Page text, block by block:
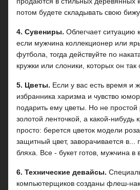
потом будете складывать свою
4. Сувениры. Облегчает ситуацию
если мужчина коллекционер или
футбола, тогда действуйте по
кружки или слоники, которых он так
5. Цветы. Если у вас есть время и
избранника харизма и чувство
подарить ему цветы. Но не простой
золотой ленточкой, а какой-нибудь
просто: берется цветок модели
защитный цвет, заворачивается в...
бляха. Все - букет готов, мужчина в
6. Технические девайсы.
компьютерщиков созданы флеш-